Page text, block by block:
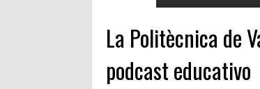
La Politècnica de
podcast educativo